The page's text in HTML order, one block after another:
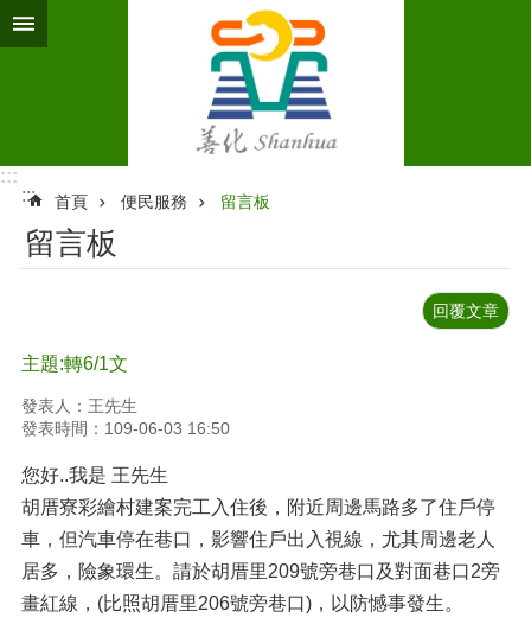
跳到主要內容區塊
:::
:::
首頁 便民服務 留言板
留言板
回覆文章
主題:轉6/1文
發表人：王先生
發表時間：109-06-03 16:50
您好..我是 王先生
胡厝寮彩繪村建案完工入住後，附近周邊馬路多了住戶停
車，但汽車停在巷口，影響住戶出入視線，尤其周邊老人
居多，險象環生。請於胡厝里209號旁巷口及對面巷口2旁
畫紅線，(比照胡厝里206號旁巷口)，以防憾事發生。